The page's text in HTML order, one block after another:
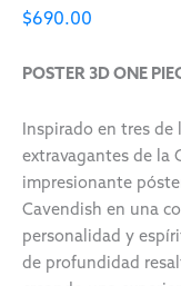
$690.00
POSTER 3D ONE
Inspirado en tres de
extravagantes de la
impresionante
Cavendish en una
personalidad y
de profundidad